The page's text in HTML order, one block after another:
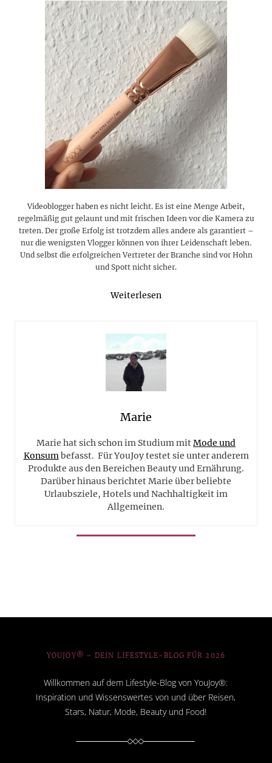
Videoblogger haben es nicht leicht. Es ist eine Menge Arbeit,
regelmäßig gut gelaunt und mit frischen Ideen vor die Kamera zu
treten. Der große Erfolg ist trotzdem alles andere als garantiert –
nur die wenigsten Vlogger können von ihrer Leidenschaft leben.
Und selbst die erfolgreichen Vertreter der Branche sind vor Hohn
und Spott nicht sicher.
Weiterlesen
Marie
Marie hat sich schon im Studium mitMode und
Konsumbefasst. Für YouJoy testet sie unter anderem
Produkte aus den Bereichen Beauty und Ernährung.
Darüber hinaus berichtet Marie über beliebte
Urlaubsziele, Hotels und Nachhaltigkeit im
Allgemeinen.
YOUJOY® – DEIN LIFESTYLE-BLOG FÜR 2026
Willkommen auf dem Lifestyle-Blog von YouJoy®:
Inspiration und Wissenswertes von und über Reisen,
Stars, Natur, Mode, Beauty und Food!